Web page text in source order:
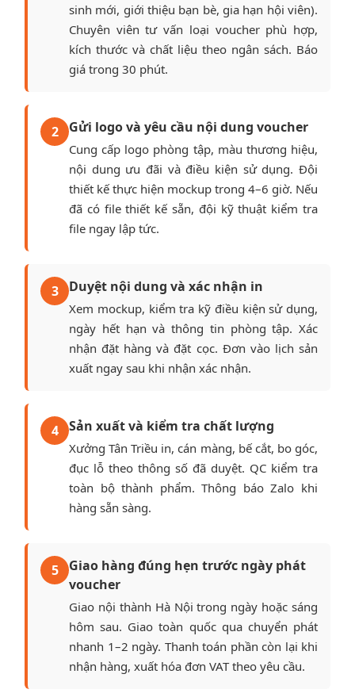
sinh mới, giới thiệu bạn bè, gia hạn hội viên).
Chuyên viên tư vấn loại voucher phù hợp,
kích thước và chất liệu theo ngân sách. Báo
giá trong 30 phút.
2 Gửi logo và yêu cầu nội dung voucher
Cung cấp logo phòng tập, màu thương hiệu,
nội dung ưu đãi và điều kiện sử dụng. Đội
thiết kế thực hiện mockup trong 4–6 giờ. Nếu
đã có file thiết kế sẵn, đội kỹ thuật kiểm tra
file ngay lập tức.
3 Duyệt nội dung và xác nhận in
Xem mockup, kiểm tra kỹ điều kiện sử dụng,
ngày hết hạn và thông tin phòng tập. Xác
nhận đặt hàng và đặt cọc. Đơn vào lịch sản
xuất ngay sau khi nhận xác nhận.
4 Sản xuất và kiểm tra chất lượng
Xưởng Tân Triều in, cán màng, bế cắt, bo góc,
đục lỗ theo thông số đã duyệt. QC kiểm tra
toàn bộ thành phẩm. Thông báo Zalo khi
hàng sẵn sàng.
5
Giao hàng đúng hẹn trước ngày phát
voucher
Giao nội thành Hà Nội trong ngày hoặc sáng
hôm sau. Giao toàn quốc qua chuyển phát
nhanh 1–2 ngày. Thanh toán phần còn lại khi
nhận hàng, xuất hóa đơn VAT theo yêu cầu.